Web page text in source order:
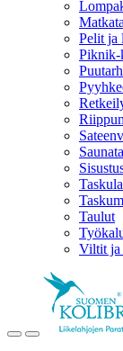
Pelit ja
Piknik-
Taulut
Viltit ja